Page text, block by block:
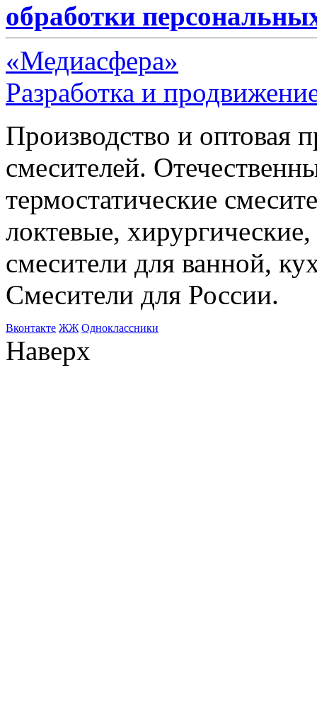
обработки
«Медиасфера»
Разработка и
Производство и оптовая
смесителей.
термостатические
локтевые,
смесители для ванной,
Смесители для России.
Bконтакте ЖЖ Одноклассники
Наверх